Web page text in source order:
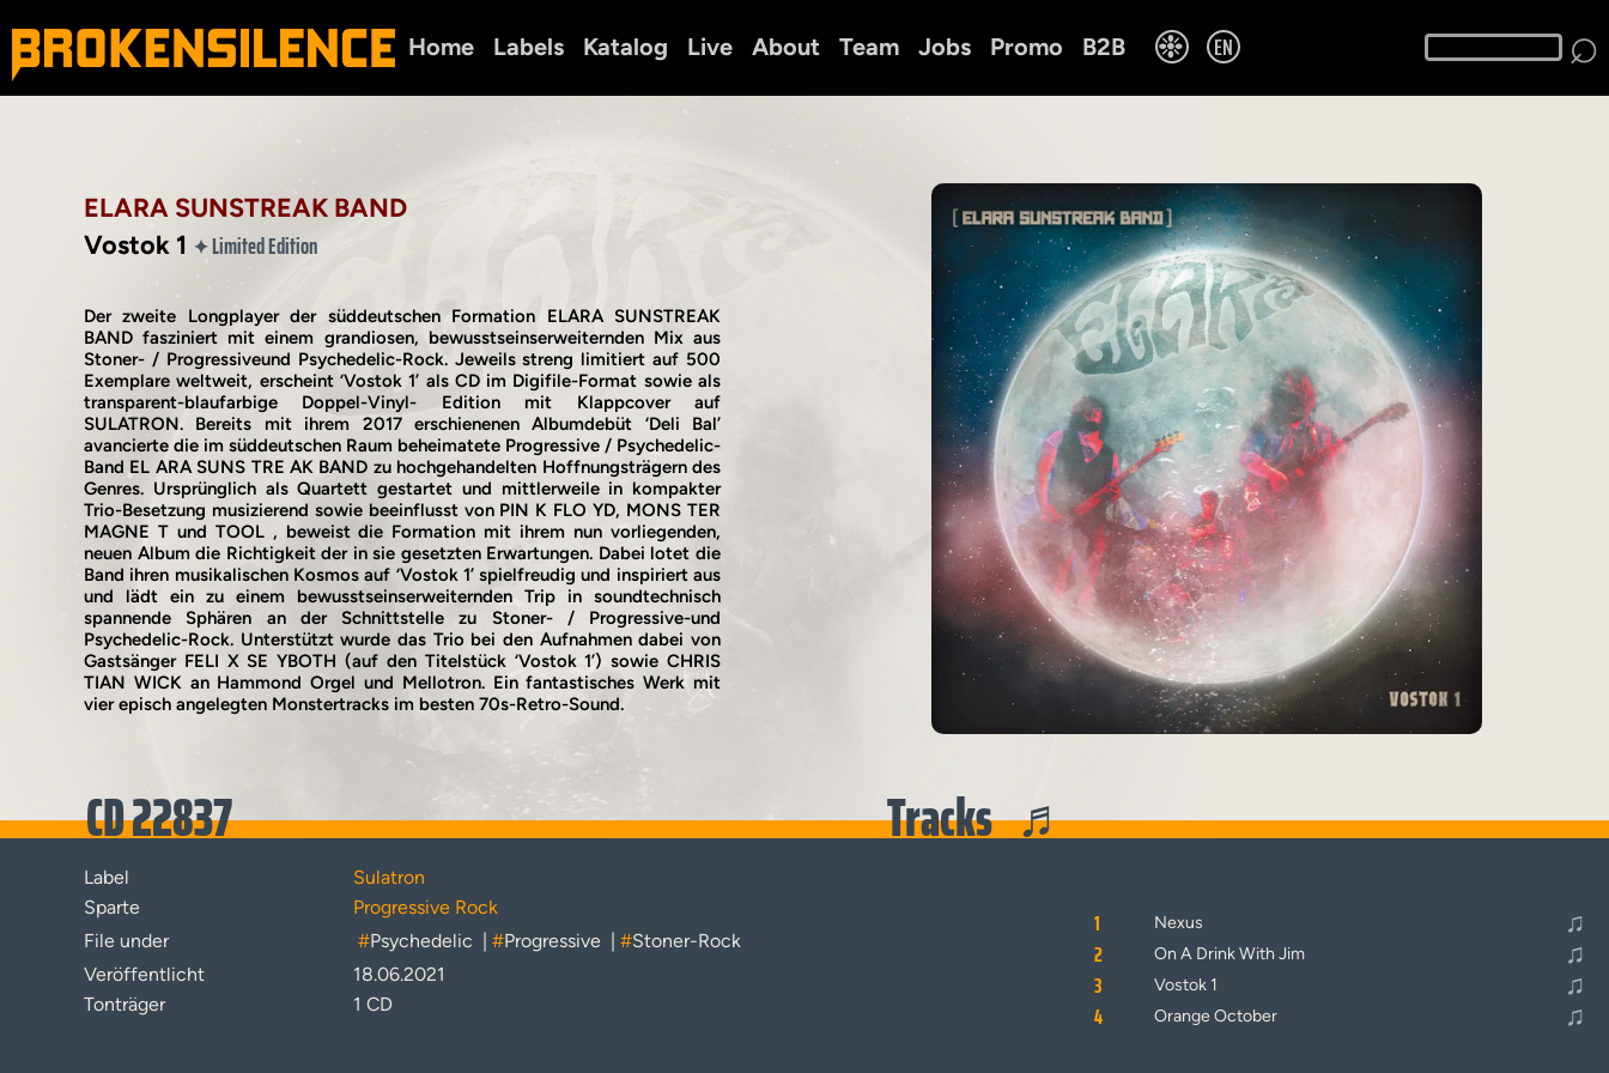
Home Labels Katalog Live About Team Jobs Promo B2B ❉ EN ⌕
ELARA SUNSTREAK BAND
Vostok 1 ✦Limited Edition
Der zweite Longplayer der süddeutschen Formation ELARA SUNSTREAK
BAND fasziniert mit einem grandiosen, bewusstseinserweiternden Mix aus
Stoner- / Progressiveund Psychedelic-Rock. Jeweils streng limitiert auf 500
Exemplare weltweit, erscheint ‘Vostok 1’ als CD im Digifile-Format sowie als
transparent-blaufarbige Doppel-Vinyl- Edition mit Klappcover auf
SULATRON. Bereits mit ihrem 2017 erschienenen Albumdebüt ‘Deli Bal’
avancierte die im süddeutschen Raum beheimatete Progressive / Psychedelic-
Band EL ARA SUNS TRE AK BAND zu hochgehandelten Hoffnungsträgern des
Genres. Ursprünglich als Quartett gestartet und mittlerweile in kompakter
Trio-Besetzung musizierend sowie beeinflusst von PIN K FLO YD, MONS TER
MAGNE T und TOOL , beweist die Formation mit ihrem nun vorliegenden,
neuen Album die Richtigkeit der in sie gesetzten Erwartungen. Dabei lotet die
Band ihren musikalischen Kosmos auf ‘Vostok 1’ spielfreudig und inspiriert aus
und lädt ein zu einem bewusstseinserweiternden Trip in soundtechnisch
spannende Sphären an der Schnittstelle zu Stoner- / Progressive-und
Psychedelic-Rock. Unterstützt wurde das Trio bei den Aufnahmen dabei von
Gastsänger FELI X SE YBOTH (auf den Titelstück ‘Vostok 1’) sowie CHRIS
TIAN WICK an Hammond Orgel und Mellotron. Ein fantastisches Werk mit
vier episch angelegten Monstertracks im besten 70s-Retro-Sound.
CD 22837 Tracks ♬Alle Tracks abspielen
Label
Sulatron
Sparte
Progressive Rock
File under
#Psychedelic | #Progressive | #Stoner-Rock
Veröffentlicht
18.06.2021
Tonträger
1 CD
1 Nexus
♫
2
On A Drink With Jim
♫
3
Vostok 1
♫
4
Orange October ♫